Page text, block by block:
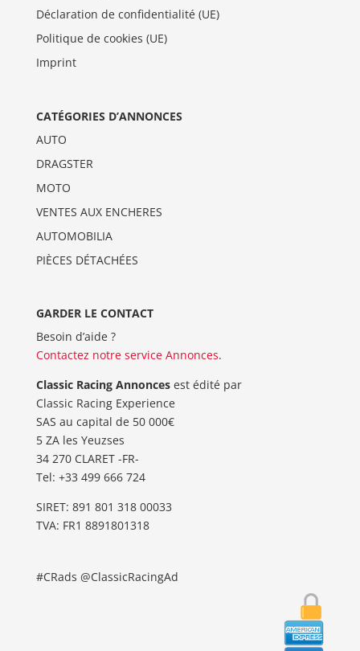
Déclaration de confidentialité (UE)
Politique de cookies (UE)
Imprint
CATÉGORIES D’ANNONCES
AUTO
DRAGSTER
MOTO
VENTES AUX ENCHERES
AUTOMOBILIA
PIÈCES DÉTACHÉES
GARDER LE CONTACT
Besoin d’aide ?
Contactez notre service Annonces.
Classic Racing Annoncesest édité par
Classic Racing Experience
SAS au capital de 50 000€
5 ZA les Yeuzses
34 270 CLARET -FR-
Tel: ‭+33 499 666 724‬
SIRET: 891 801 318 00033
TVA: FR1 8891801318
#CRads @ClassicRacingAd